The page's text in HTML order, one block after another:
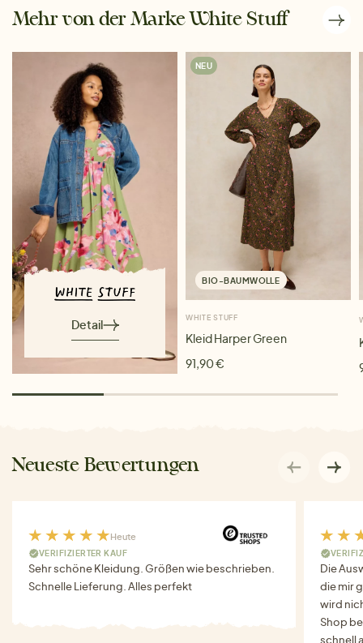
Mehr von der Marke White Stuff
Detail
NEU
BIO-BAUMWOLLE
WHITE STUFF
Kleid Harper Green
91,90 €
Neueste Bewertungen
Heute
VERIFIZIERTER KAUF
Sehr schöne Kleidung. Größen wie beschrieben.
Schnelle Lieferung. Alles perfekt
Die
die mir
wird
Shop
schnell